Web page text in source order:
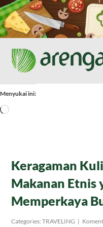
Skip
to
content
Home
Tentang Kami
Produk
Menyukai ini:
Memuat...
Keragaman
Makanan Etnis
Memperkaya
Categories:TRAVELING |